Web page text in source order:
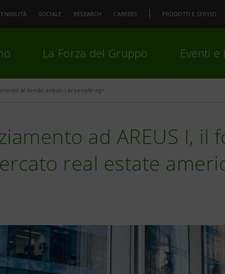
SOCIALE RESEARCH CAREERS PRODOTTI E SERVIZI
La Forza del Gruppo Eventi e
al fondo areus-i arsenale-sgr
ad AREUS I, il
real estate